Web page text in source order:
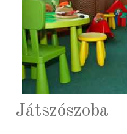
Játszószoba